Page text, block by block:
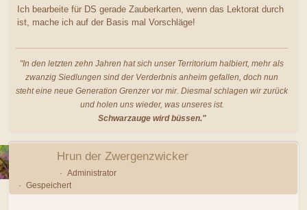
Ich bearbeite für DS gerade Zauberkarten, wenn das Lektorat durch
ist, mache ich auf der Basis mal Vorschläge!
"In den letzten zehn Jahren hat sich unser Territorium halbiert, mehr als
zwanzig Siedlungen sind der Verderbnis anheim gefallen, doch nun
steht eine neue Generation Grenzer vor mir. Diesmal schlagen wir zurück
und holen uns wieder, was unseres ist.
Schwarzauge wird büssen."
Hrun der Zwergenzwicker
Administrator
Gespeichert